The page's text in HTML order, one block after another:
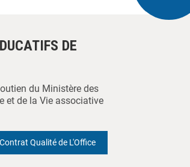
DE
du Ministère des
et de la Vie associative
Qualité de L'Office